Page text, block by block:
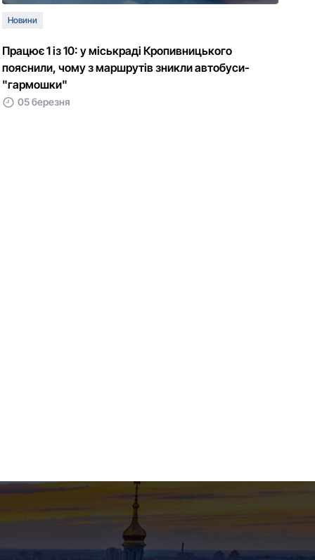
Новини
Працює 1 із 10: у міськраді Кропивницького
пояснили, чому з маршрутів зникли автобуси-
"гармошки"
05 березня